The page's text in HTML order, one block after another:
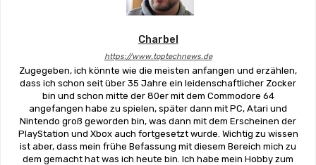
Charbel
https://www.toptechnews.de
Zugegeben, ich könnte wie die meisten anfangen und erzählen,
dass ich schon seit über 35 Jahre ein leidenschaftlicher Zocker
bin und schon mitte der 80er mit dem Commodore 64
angefangen habe zu spielen, später dann mit PC, Atari und
Nintendo groß geworden bin, was dann mit dem Erscheinen der
PlayStation und Xbox auch fortgesetzt wurde. Wichtig zu wissen
ist aber, dass mein frühe Befassung mit diesem Bereich mich zu
dem gemacht hat was ich heute bin. Ich habe mein Hobby zum